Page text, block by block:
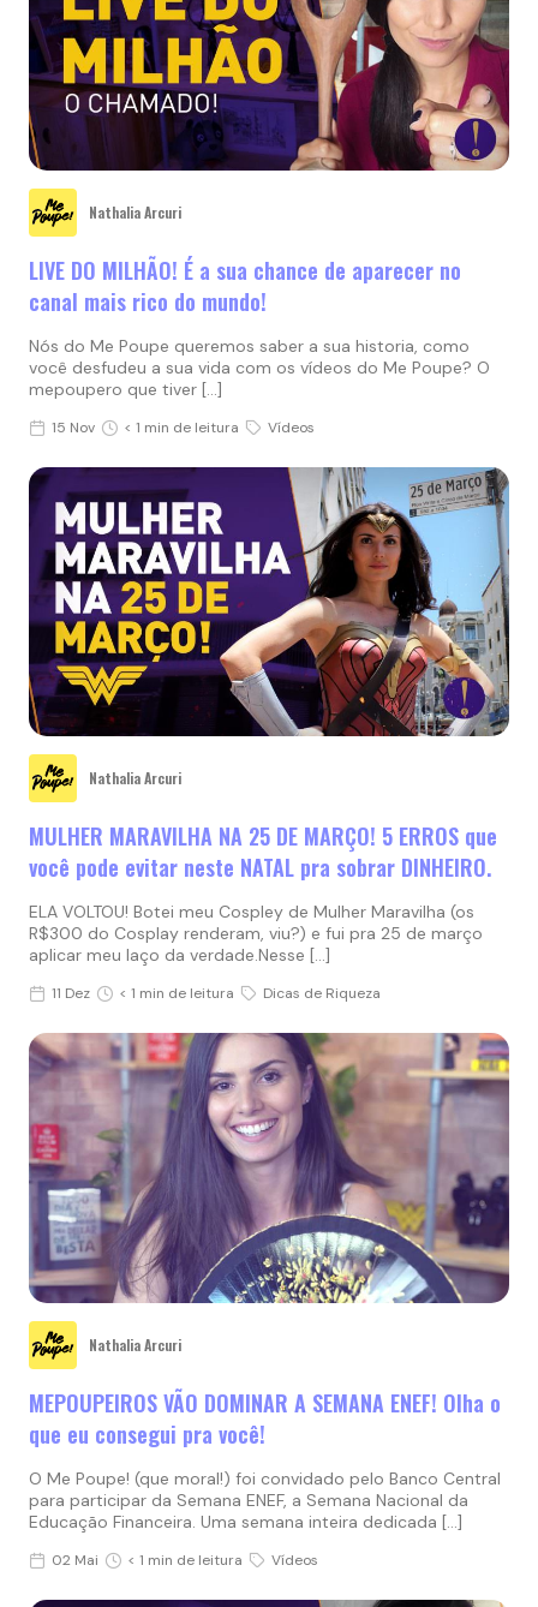
Nathalia Arcuri
LIVE DO MILHÃO! É a sua chance de aparecer no
canal mais rico do mundo!
Nós do Me Poupe queremos saber a sua historia, como
você desfudeu a sua vida com os vídeos do Me Poupe? O
mepoupero que tiver […]
15 Nov < 1 min de leitura Vídeos
Nathalia Arcuri
MULHER MARAVILHA NA 25 DE MARÇO! 5 ERROS que
você pode evitar neste NATAL pra sobrar DINHEIRO.
ELA VOLTOU! Botei meu Cospley de Mulher Maravilha (os
R$300 do Cosplay renderam, viu?) e fui pra 25 de março
aplicar meu laço da verdade.Nesse […]
11 Dez < 1 min de leitura Dicas de Riqueza
Nathalia Arcuri
MEPOUPEIROS VÃO DOMINAR A SEMANA ENEF! Olha o
que eu consegui pra você!
O Me Poupe! (que moral!) foi convidado pelo Banco Central
para participar da Semana ENEF, a Semana Nacional da
Educação Financeira. Uma semana inteira dedicada […]
02 Mai < 1 min de leitura Vídeos